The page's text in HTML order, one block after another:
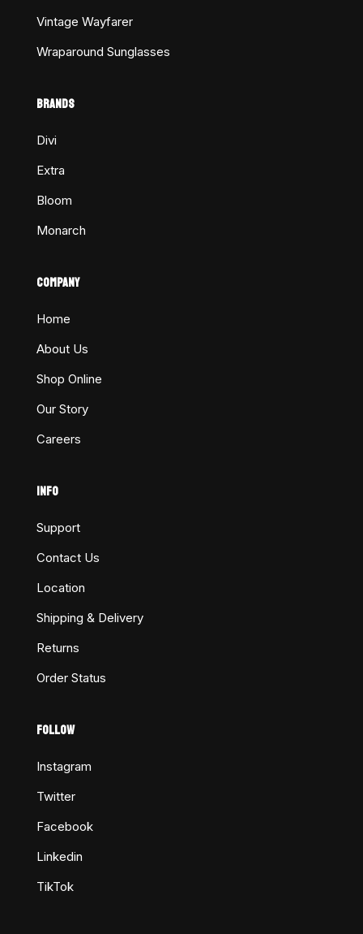
Vintage Wayfarer
Wraparound Sunglasses
BRANDS
Divi
Extra
Bloom
Monarch
COMPANY
Home
About Us
Shop Online
Our Story
Careers
INFO
Support
Contact Us
Location
Shipping & Delivery
Returns
Order Status
FOLLOW
Instagram
Twitter
Facebook
Linkedin
TikTok